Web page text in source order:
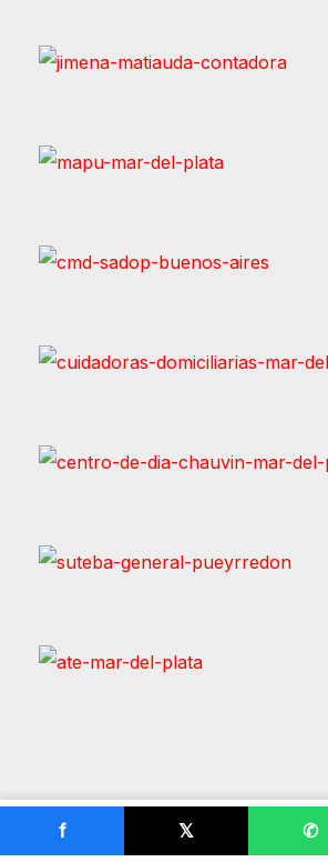
SEGUÍ LEYENDO
f 𝕏 ✆